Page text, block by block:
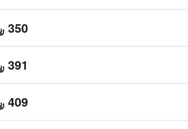
350 ﷼
391 ﷼
409 ﷼